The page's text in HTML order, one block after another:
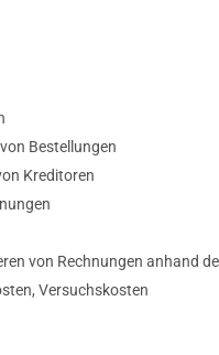
Bestellungen
Kreditoren
von Rechnungen anhand
Versuchskosten